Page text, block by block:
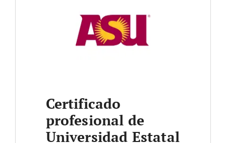
Certificado
profesional de
Universidad Estatal